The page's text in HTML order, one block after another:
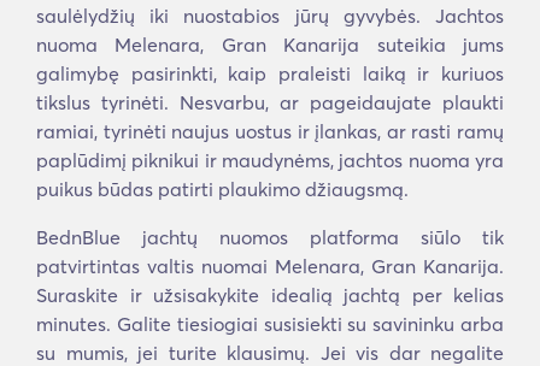
saulėlydžių iki nuostabios jūrų gyvybės. Jachtos
nuoma Melenara, Gran Kanarija suteikia jums
galimybę pasirinkti, kaip praleisti laiką ir kuriuos
tikslus tyrinėti. Nesvarbu, ar pageidaujate plaukti
ramiai, tyrinėti naujus uostus ir įlankas, ar rasti ramų
paplūdimį piknikui ir maudynėms, jachtos nuoma yra
puikus būdas patirti plaukimo džiaugsmą.
BednBlue jachtų nuomos platforma siūlo tik
patvirtintas valtis nuomai Melenara, Gran Kanarija.
Suraskite ir užsisakykite idealią jachtą per kelias
minutes. Galite tiesiogiai susisiekti su savininku arba
su mumis, jei turite klausimų. Jei vis dar negalite